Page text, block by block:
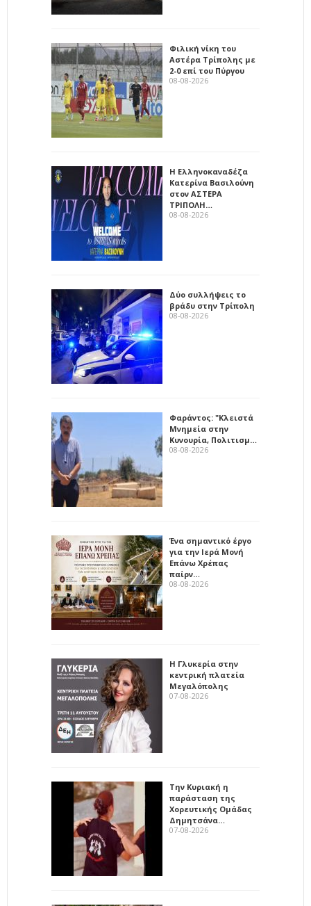
Φιλική νίκη του
Αστέρα Τρίπολης με
2-0 επί του Πύργου
08-08-2026
Η Ελληνοκαναδέζα
Κατερίνα Βασιλούνη
στον ΑΣΤΕΡΑ
ΤΡΙΠΟΛΗ…
08-08-2026
Δύο συλλήψεις το
βράδυ στην Τρίπολη
08-08-2026
Φαράντος: "Κλειστά
Μνημεία στην
Κυνουρία, Πολιτισμ…
08-08-2026
Ένα σημαντικό έργο
για την Ιερά Μονή
Επάνω Χρέπας
παίρν…
08-08-2026
Η Γλυκερία στην
κεντρική πλατεία
Μεγαλόπολης
07-08-2026
Την Κυριακή η
παράσταση της
Χορευτικής Ομάδας
Δημητσάνα…
07-08-2026